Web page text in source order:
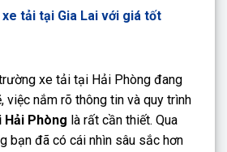
xe tải tại Gia Lai với giá tốt
xe tải tại Hải Phòng đang
việc nắm rõ thông tin và quy trình
Hải Phòng là rất cần thiết. Qua
bạn đã có cái nhìn sâu sắc hơn